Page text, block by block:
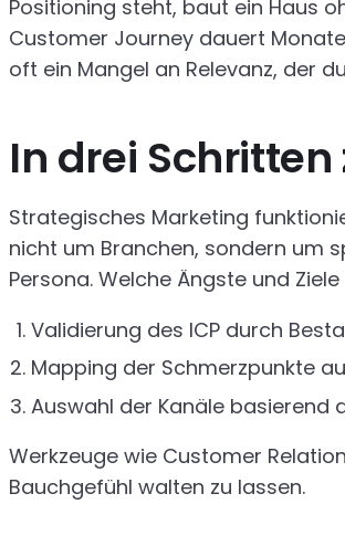
Positioning steht, baut ein Haus
Customer Journey dauert
oft ein Mangel an Relevanz, der
In drei
Strategisches Marketing
nicht um Branchen, sondern um
Persona. Welche Ängste und
Validierung des ICP durch
Mapping der Schmerzpunkte
Auswahl der Kanäle basierend
Werkzeuge wie Customer
Bauchgefühl walten zu lassen.